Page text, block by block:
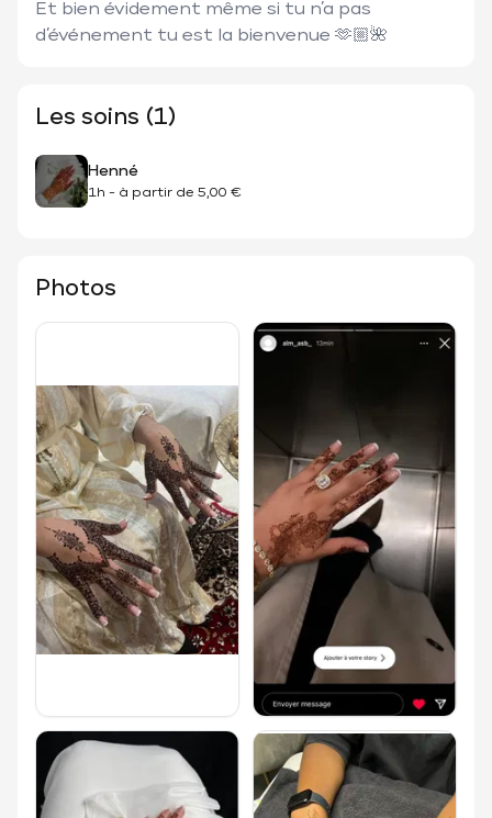
Et bien évidement même si tu n’a pas
d’événement tu est la bienvenue 🫶🏼🌺
Les soins (1)
Henné
1h - à partir de 5,00 €
Photos